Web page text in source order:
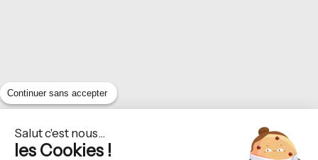
Continuer sans accepter
Salut c'est nous...
les Cookies !